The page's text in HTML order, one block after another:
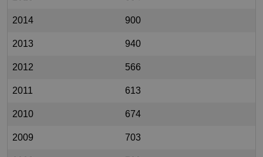
2014 900
2013 940
2012 566
2011 613
2010 674
2009 703